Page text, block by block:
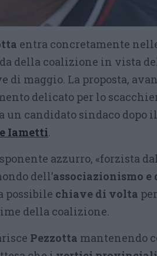
entra concretamente
della coalizione in vista
maggio. La proposta,
delicato per lo
un candidato sindaco dopo il
Iametti.
azzurro, «forzista
dell’associazionismo e
possibile chiave di volta
della coalizione.
Pezzotta mantenendo